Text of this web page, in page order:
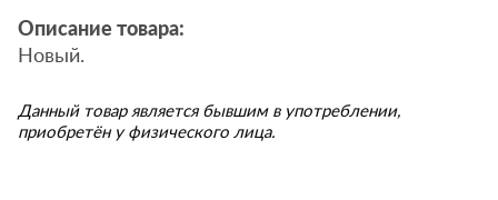
Описание товара:
Новый.
Данный товар является бывшим в употреблении,
приобретён у физического лица.